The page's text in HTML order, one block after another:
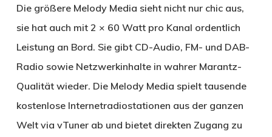
Die größere Melody Media sieht nicht nur chic aus,
sie hat auch mit 2 × 60 Watt pro Kanal ordentlich
Leistung an Bord. Sie gibt CD-Audio, FM- und DAB-
Radio sowie Netzwerkinhalte in wahrer Marantz-
Qualität wieder. Die Melody Media spielt tausende
kostenlose Internetradiostationen aus der ganzen
Welt via vTuner ab und bietet direkten Zugang zu